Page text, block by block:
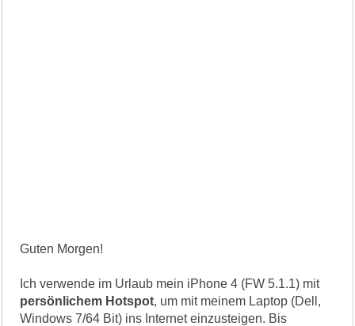
Guten Morgen!
Ich verwende im Urlaub mein iPhone 4 (FW 5.1.1) mit
persönlichem Hotspot, um mit meinem Laptop (Dell,
Windows 7/64 Bit) ins Internet einzusteigen. Bis